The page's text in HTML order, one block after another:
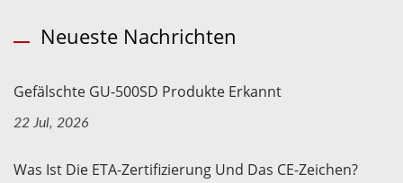
Neueste Nachrichten
Gefälschte GU-500SD Produkte Erkannt
22 Jul, 2026
Was Ist Die ETA-Zertifizierung Und Das CE-Zeichen?